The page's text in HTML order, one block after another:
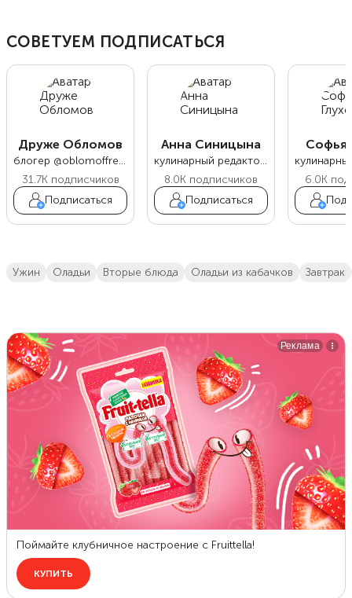
СОВЕТУЕМ ПОДПИСАТЬСЯ
Друже Обломов
блогер @oblomoffrecipe
31.7Kподписчиков
Подписаться
Анна Синицына
кулинарный редактор Food.ru
8.0K подписчиков
Подписаться
Софья
6.0K
ужин оладьи вторые блюда оладьи из кабачков завтрак